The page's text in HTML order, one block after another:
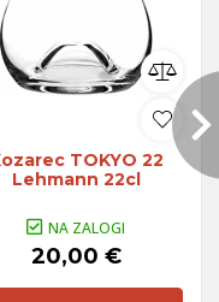
TOKYO 22
Lehmann 22cl
NA ZALOGI
20,00 €